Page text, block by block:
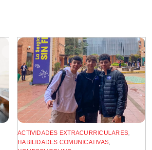
ACTIVIDADES EXTRACURRICULARES,
HABILIDADES COMUNICATIVAS,